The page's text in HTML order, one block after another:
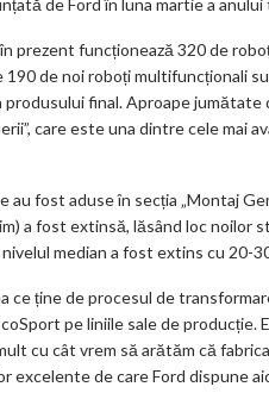
de Ford în luna martie a
în prezent funcționează 320 de
190 de noi roboți multifuncționali
produsului final. Aproape
care este una dintre cele mai
fost aduse în secția „Montaj
a fost extinsă, lăsând loc
median a fost extins cu 20-
ce ține de procesul de
pe liniile sale de
cu cât vrem să arătăm că
excelente de care Ford dispune